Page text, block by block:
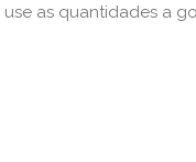
use as quantidades a